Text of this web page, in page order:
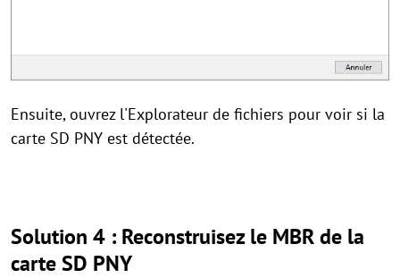
Ensuite, ouvrez l'Explorateur de fichiers pour voir si la
carte SD PNY est détectée.
Solution 4 : Reconstruisez le MBR de la
carte SD PNY